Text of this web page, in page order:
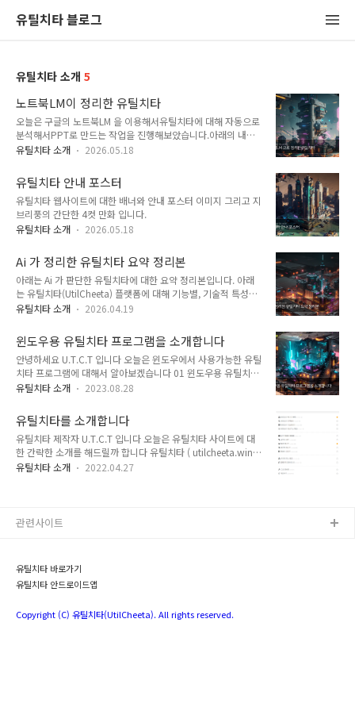
유틸치타 블로그
유틸치타 소개 5
노트북LM이 정리한 유틸치타
오늘은 구글의 노트북LM 을 이용해서유틸치타에 대해 자동으로
분석해서PPT로 만드는 작업을 진행해보았습니다.아래의 내용
은 자동으로 Ai 가 분석하여유틸치타에 대해 정리한 내용입니다.
블로그에 포스팅해보았네요. 총 11장의 슬라이드가 나왔고 소요
시간은 대략 10분 정도 걸린것 같습니다. 생각보다 잘 동작하네
요
유틸치타 소개 2026.05.18
유틸치타 안내 포스터
유틸치타 웹사이트에 대한 배너와 안내 포스터 이미지 그리고 지
브리풍의 간단한 4컷 만화 입니다.
유틸치타 소개
2026.05.18
Ai 가 정리한 유틸치타 요약 정리본
아래는 Ai 가 판단한 유틸치타에 대한 요약 정리본입니다. 아래
는 유틸치타(UtilCheeta) 플랫폼에 대해 기능별, 기술적 특성별,
그리고 이용자 관점에서의 활용 가치까지 포함하여 아주 상세하
티 플랫폼: 유틸치타(UtilCheeta)1. 플랫폼의 정체성 및 철학유
틸치타는 단순한 웹사이트를 넘어, 디지털 환경에서 발생하는 다
양한 소규모 문제들을 즉각적으로 해결하기 위해 설계된 '멀티
유틸리티 허브'임.네이밍의 의미: 'Utility(도구)'와 'Cheetah(치
타)'의 합성어로, 사용자가 필요한 기능을 찾았을 때 지체 없이,
명확히 나타냄.핵심 가치: "검색의 최소화, 해결의 최대..
유틸치타 소개 2026.04.19
윈도우용 유틸치타 프로그램을 소개합니다
안녕하세요 U.T.C.T 입니다 오늘은 윈도우에서 사용가능한 유틸
치타 프로그램에 대해서 알아보겠습니다 01 윈도우용 유틸치타
프로그램 소개 먼저 동작하는 프로그램 화면은 다음과 같습니다
하실 수 있습니다. 다만 프로그램에서는 상세설명 페이지는 뜨지
않습니다. 현재 유틸치타 설명페이지가 외부 블로그인 티스토리
를 기반으로 동작하고 있어 해당 윈도우용 유틸치타 프로그램에
서는 설명페이지로서의 연결은 어렵습니다. 02 윈도우용 유틸치
타 프로그램 다운로드 현재 윈도우용 유틸치타 프로그램을 다운
유틸치타 소개 2023.08.28
유틸치타를 소개합니다
유틸치타 제작자 U.T.C.T 입니다 오늘은 유틸치타 사이트에 대
한 간략한 소개를 해드릴까 합니다 유틸치타 ( utilcheeta.win )
는 빠르고 유용한 유틸리티를 제공하는 웹사이트입니다 유틸치
기능은 이곳 -> utilcheeta.win 에서 직접 확인이 가능합니다 아
로는 종종 상세한 유틸치타 기능과 사용방법에 대해서도 본 블로
그에 추가할 예정입니다 ..
유틸치타 소개 2022.04.27
유틸치타 바로가기
유틸치타 안드로이드앱
Copyright (C) 유틸치타(UtilCheeta). All rights reserved.
관련사이트